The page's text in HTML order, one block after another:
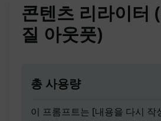
콘텐츠 리라이터
질 아웃풋)
총 사용량
이 프롬프트는 [내용을 다시 작